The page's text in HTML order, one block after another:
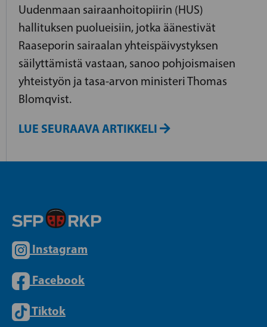
Uudenmaan sairaanhoitopiirin (HUS)
hallituksen puolueisiin, jotka äänestivät
Raaseporin sairaalan yhteispäivystyksen
säilyttämistä vastaan, sanoo pohjoismaisen
yhteistyön ja tasa-arvon ministeri Thomas
Blomqvist.
LUE SEURAAVA ARTIKKELI
Instagram
Facebook
Tiktok